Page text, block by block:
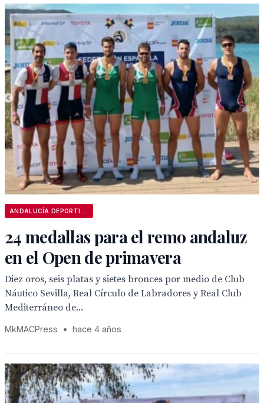
24 medallas para el remo andaluz
en el Open de primavera
Diez oros, seis platas y sietes bronces por medio de Club
Náutico Sevilla, Real Círculo de Labradores y Real Club
Mediterráneo de...
MkMACPress • hace 4 años